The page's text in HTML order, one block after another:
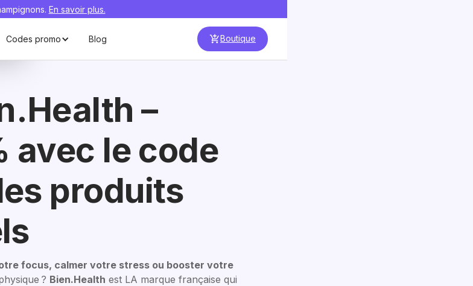
En savoir plus.
Codes promo Blog Boutique
–
avec le code
produits
focus, calmer votre stress ou booster votre
? Bien.Health est LA marque française qui